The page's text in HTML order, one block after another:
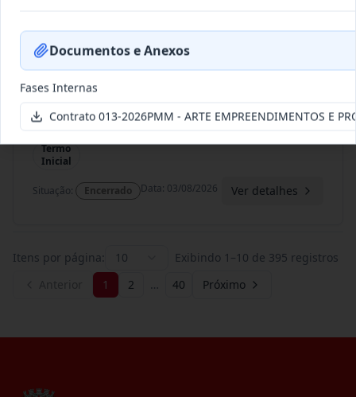
Situação: Encerrado Data:03/08/2026 Ver detalhes
009-
2023
Termo
Inicial
Contratação de pessoa jurídica para
Situação: Encerrado Data: 03/08/2026 Ver detalhes
Itens por página: 10 Exibindo 1 –10 de 395 registros
1 2 … 40 Próximo
Documentos e Anexos
Fases Internas
Contrato 013-2026PMM - ARTE EMPREENDIMENTOS E